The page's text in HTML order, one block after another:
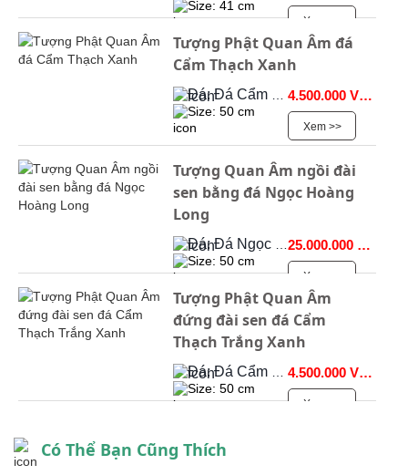
Size: 41 cm
Xem >>
Tượng Phật Quan Âm đá
Cẩm Thạch Xanh
Đá: Đá Cẩm Thạch
Size: 50 cm
4.500.000 VNĐ
Xem >>
Tượng Quan Âm ngồi đài
sen bằng đá Ngọc Hoàng
Long
Đá: Đá Ngọc Onyx
Size: 50 cm
25.000.000 VNĐ
Xem >>
Tượng Phật Quan Âm
đứng đài sen đá Cẩm
Thạch Trắng Xanh
Đá: Đá Cẩm Thạch
Size: 50 cm
4.500.000 VNĐ
Xem >>
Có Thể Bạn Cũng Thích